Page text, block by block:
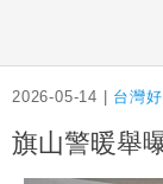
2026-05-14 | 台灣
旗山警暖舉